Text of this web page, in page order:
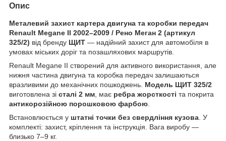
Опис
Металевий захист картера двигуна та коробки передач
Renault Megane II 2002–2009 / Рено Меган 2 (артикул
325/2) від бренду ЩИТ — надійний захист для автомобіля в
умовах міських доріг та позашляхових маршрутів.
Renault Megane II створений для активного використання, але
нижня частина двигуна та коробка передач залишаються
вразливими до механічних пошкоджень. Модель ЩИТ 325/2
виготовлена зі сталі 2 мм , має ребра жорсткості та покрита
антикорозійною порошковою фарбою
Встановлюється у штатні точки без свердління кузова . У
комплекті: захист, кріплення та інструкція. Вага виробу —
близько 7–9 кг.